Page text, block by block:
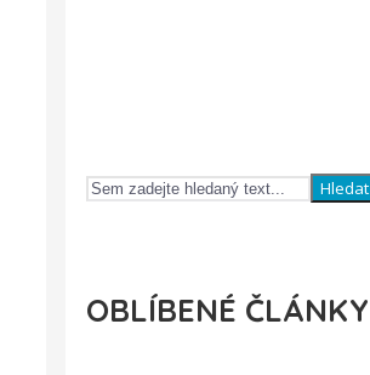
Hledat
OBLÍBENÉ ČLÁNKY